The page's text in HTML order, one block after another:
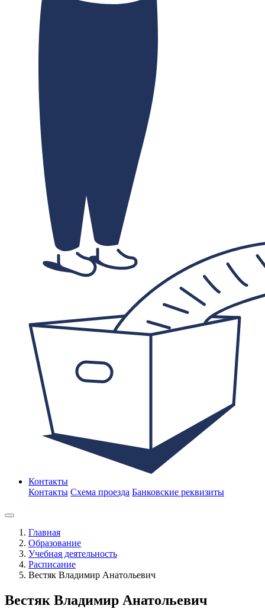
Контакты
Контакты Схема проезда Банковские реквизиты
Главная
Образование
Учебная деятельность
Расписание
Вестяк Владимир Анатольевич
Вестяк Владимир Анатольевич